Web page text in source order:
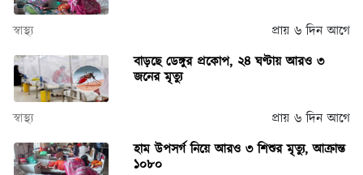
স্বাস্থ্য
প্রায় ৬ দিন আগে
বাড়ছে ডেঙ্গুর প্রকোপ, ২৪ ঘণ্টায় আরও ৩
জনের মৃত্যু
স্বাস্থ্য
প্রায় ৬ দিন আগে
হাম উপসর্গ নিয়ে আরও ৩ শিশুর মৃত্যু, আক্রান্ত
১০৮০